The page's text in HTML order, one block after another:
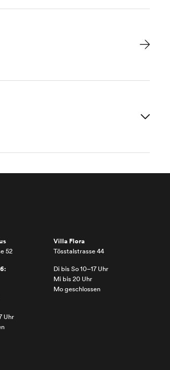
52
Uhr
Villa Flora
Tösstalstrasse 44
Di bis So 10–17 Uhr
Mi bis 20 Uhr
Mo geschlossen